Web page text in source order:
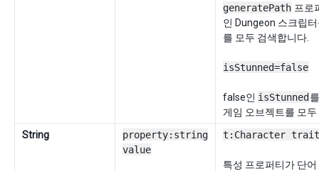
generatePath 프로
인 Dungeon 스크립
를 모두 검색합니다.
isStunned=false
false인 isStunned
게임 오브젝트를 모
String
property:string
value
t:Character
특성 프로퍼티가 단어